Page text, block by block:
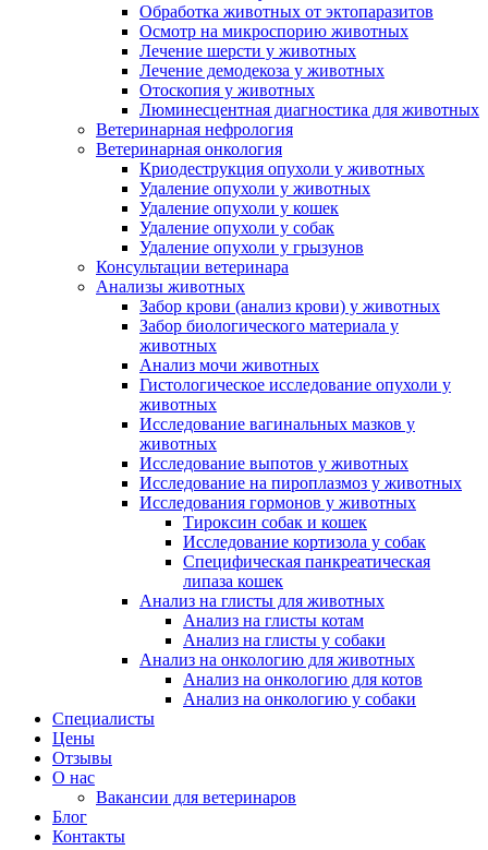
Обработка животных от эктопаразитов
Осмотр на микроспорию животных
Лечение шерсти у животных
Лечение демодекоза у животных
Отоскопия у животных
Люминесцентная диагностика для животных
Ветеринарная нефрология
Ветеринарная онкология
Криодеструкция опухоли у животных
Удаление опухоли у животных
Удаление опухоли у кошек
Удаление опухоли у собак
Удаление опухоли у грызунов
Консультации ветеринара
Анализы животных
Забор крови (анализ крови) у животных
Забор биологического материала у
животных
Анализ мочи животных
Гистологическое исследование опухоли у
животных
Исследование вагинальных мазков у
животных
Исследование выпотов у животных
Исследование на пироплазмоз у животных
Исследования гормонов у животных
Тироксин собак и кошек
Исследование кортизола у собак
Специфическая панкреатическая
липаза кошек
Анализ на глисты для животных
Анализ на глисты котам
Анализ на глисты у собаки
Анализ на онкологию для животных
Анализ на онкологию для котов
Анализ на онкологию у собаки
Специалисты
Цены
Отзывы
О нас
Вакансии для ветеринаров
Блог
Контакты